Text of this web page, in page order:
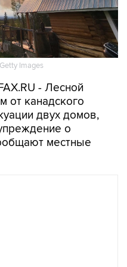
Images
- Лесной
от канадского
двух домов,
о
местные